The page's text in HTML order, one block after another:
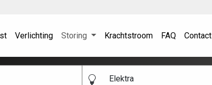
Verlichting Storing Krachtstroom FAQ Contact
Elektra